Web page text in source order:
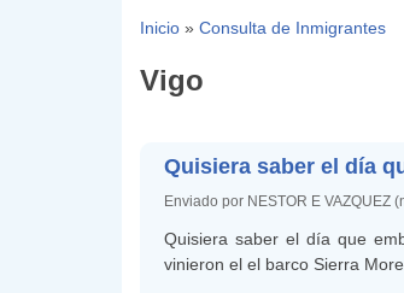
Inicio» Consulta de Inmigrantes
Vigo
Quisiera saber el día
Enviado por NESTOR E VAZQUEZ
Quisiera saber el día que
vinieron el el barco Sierra